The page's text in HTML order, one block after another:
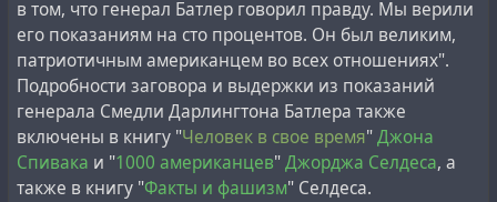
в том, что генерал Батлер говорил правду. Мы верили
его показаниям на сто процентов. Он был великим,
патриотичным американцем во всех отношениях".
Подробности заговора и выдержки из показаний
генерала Смедли Дарлингтона Батлера также
включены в книгу "Человек в свое время"Джона
Спивака и "1000 американцев"Джорджа Селдеса, а
также в книгу "Факты и фашизм" Селдеса.